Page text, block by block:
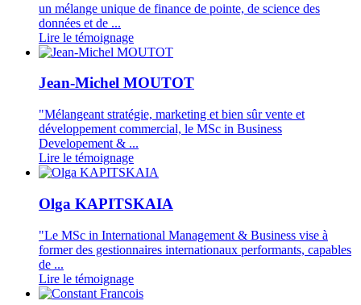
un mélange unique de finance de pointe, de science des
données et de ...
Lire le témoignage
Jean-Michel MOUTOT
"Mélangeant stratégie, marketing et bien sûr vente et
développement commercial, le MSc in Business
Developement & ...
Lire le témoignage
Olga KAPITSKAIA
"Le MSc in International Management & Business vise à
former des gestionnaires internationaux performants, capables
de ...
Lire le témoignage